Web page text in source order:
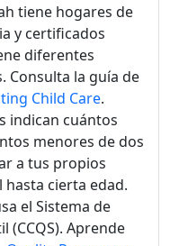
tiene hogares de
y certificados
diferentes
Consulta la guía de
Child Care.
indican cuántos
menores de dos
a tus propios
cierta edad.
el Sistema de
(CCQS). Aprende